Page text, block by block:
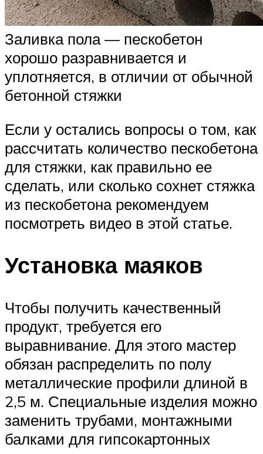
Заливка пола — пескобетон
хорошо разравнивается и
уплотняется, в отличии от обычной
бетонной стяжки
Если у остались вопросы о том, как
рассчитать количество пескобетона
для стяжки, как правильно ее
сделать, или сколько сохнет стяжка
из пескобетона рекомендуем
посмотреть видео в этой статье.
Установка маяков
Чтобы получить качественный
продукт, требуется его
выравнивание. Для этого мастер
обязан распределить по полу
металлические профили длиной в
2,5 м. Специальные изделия можно
заменить трубами, монтажными
балками для гипсокартонных